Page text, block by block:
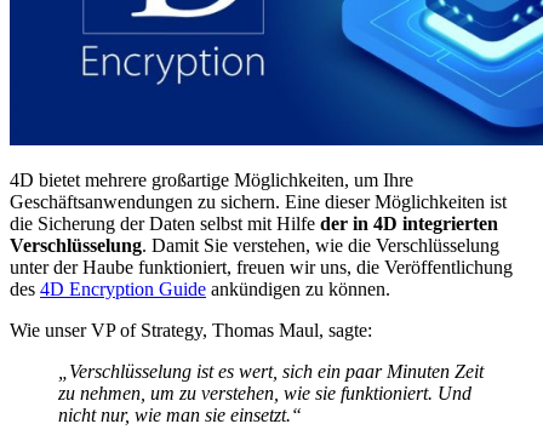
4D bietet mehrere großartige Möglichkeiten, um Ihre
Geschäftsanwendungen zu sichern. Eine dieser Möglichkeiten ist
die Sicherung der Daten selbst mit Hilfe der in 4D integrierten
Verschlüsselung. Damit Sie verstehen, wie die Verschlüsselung
unter der Haube funktioniert, freuen wir uns, die Veröffentlichung
des 4D Encryption Guide ankündigen zu können.
Wie unser VP of Strategy, Thomas Maul, sagte:
„Verschlüsselung ist es wert, sich ein paar Minuten Zeit
zu nehmen, um zu verstehen, wie sie funktioniert. Und
nicht nur, wie man sie einsetzt.“